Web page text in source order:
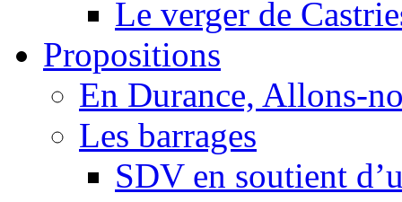
Le verger de
Propositions
En Durance, Allons-
Les barrages
SDV en soutient